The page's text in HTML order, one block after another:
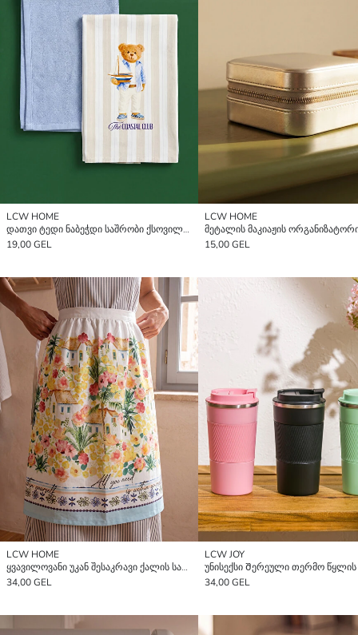
LCW HOME
დათვი ტედი ნაბეჭდი საშრობი ქსოვილი 2 შეკვრა 40x50 სმ
19,00 GEL
LCW HOME
მეტალის მაკიაჟის
15,00 GEL
LCW HOME
ყვავილოვანი უკან შესაკრავი ქალის სამზარეულოს წინსაფარი
34,00 GEL
LCW JOY
34,00 GEL